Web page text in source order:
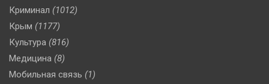
Криминал (1012)
Крым (1177)
Культура (816)
Медицина (8)
Мобильная связь (1)